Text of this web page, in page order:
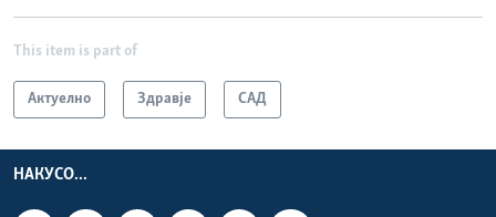
This item is part of
Актуелно Здравје САД
НАКУСО...